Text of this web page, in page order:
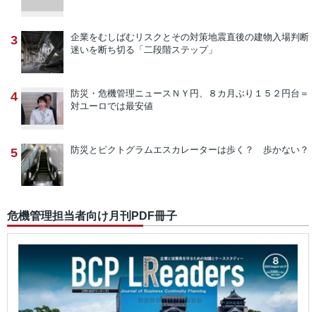
3 企業をむしばむリスクとその対策地震直後の建物入場判断
迷いを断ち切る「二段階ステップ」
4 防災・危機管理ニュース ＮＹ円、８カ月ぶり１５２円台＝
対ユーロでは最安値
5 防災とピクトグラムエスカレーターは歩く？ 歩かない？
危機管理担当者向け月刊PDF冊子